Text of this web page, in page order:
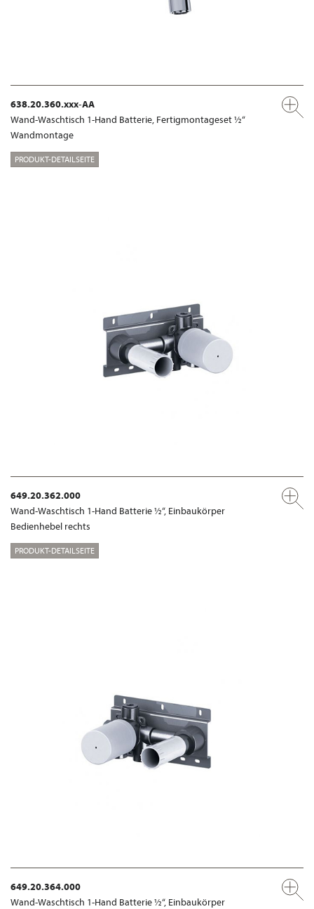
638.20.360.xxx-AA
Wand-Waschtisch 1-Hand Batterie, Fertigmontageset ½“
Wandmontage
PRODUKT-DETAILSEITE
649.20.362.000
Wand-Waschtisch 1-Hand Batterie ½“, Einbaukörper
Bedienhebel rechts
PRODUKT-DETAILSEITE
649.20.364.000
Wand-Waschtisch 1-Hand Batterie ½“, Einbaukörper